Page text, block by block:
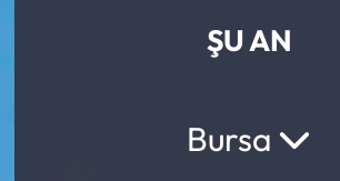
ŞU AN
Bursa